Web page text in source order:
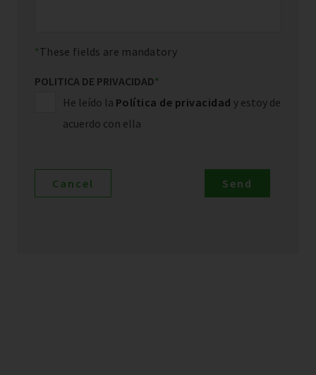
These fields are mandatory
POLITICA DE PRIVACIDAD*
He leído la Política de privacidad y estoy de
acuerdo con ella